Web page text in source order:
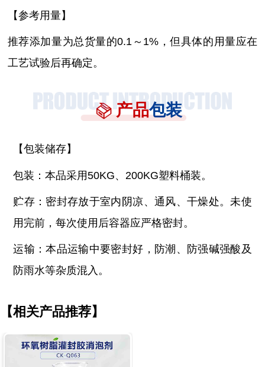
【参考用量】
推荐添加量为总货量的0.1～1%，但具体的用量应在
工艺试验后再确定。
产品包装
【包装储存】
包装：本品采用50KG、200KG塑料桶装。
贮存：密封存放于室内阴凉、通风、干燥处。未使
用完前，每次使用后容器应严格密封。
运输：本品运输中要密封好，防潮、防强碱强酸及
防雨水等杂质混入。
【相关产品推荐】